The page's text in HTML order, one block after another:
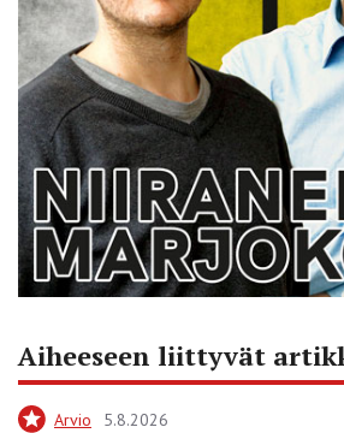
Aiheeseen liittyvät
Arvio 5.8.2026